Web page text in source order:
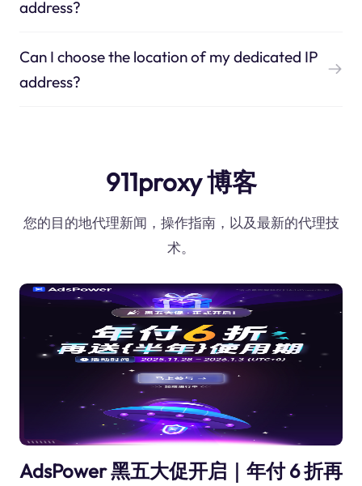
address?
Can I choose the location of my dedicated IP
address?
911proxy 博客
您的目的地代理新闻，操作指南，以及最新的代理技
术。
AdsPower 黑五大促开启｜年付 6 折再